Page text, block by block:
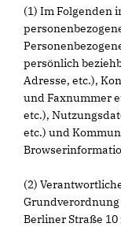
(1) Im Folgenden
persönlich
Adresse, etc.),
und Faxnummer
etc.),
etc.) und
(2)
Grundverordnung
Berliner Straße